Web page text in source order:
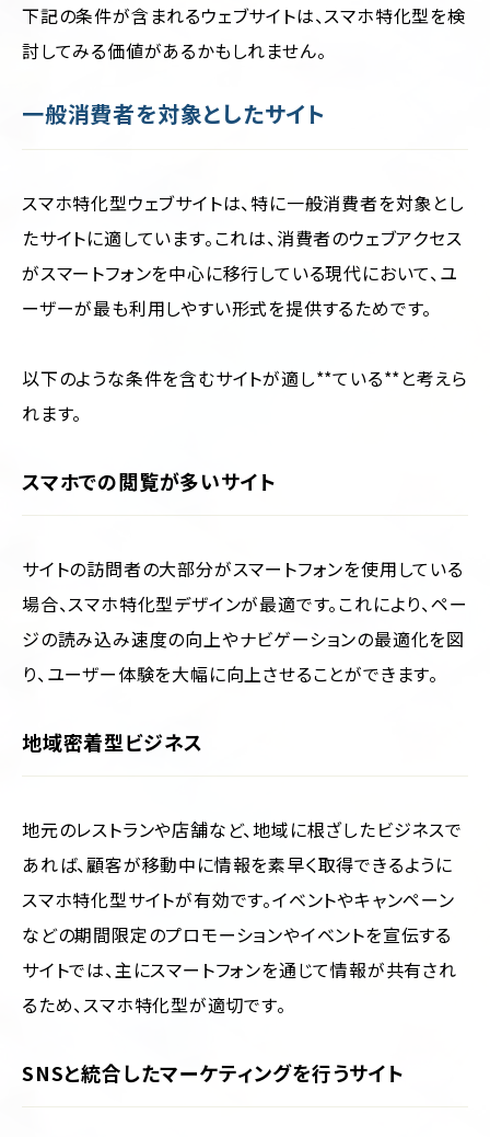
下記の条件が含まれるウェブサイトは、スマホ特化型を検
討してみる価値があるかもしれません。
一般消費者を対象としたサイト
スマホ特化型ウェブサイトは、特に一般消費者を対象とし
たサイトに適しています。これは、消費者のウェブアクセス
がスマートフォンを中心に移行している現代において、ユ
ーザーが最も利用しやすい形式を提供するためです。
以下のような条件を含むサイトが適し**ている**と考えら
れます。
スマホでの閲覧が多いサイト
サイトの訪問者の大部分がスマートフォンを使用している
場合、スマホ特化型デザインが最適です。これにより、ペー
ジの読み込み速度の向上やナビゲーションの最適化を図
り、ユーザー体験を大幅に向上させることができます。
地域密着型ビジネス
地元のレストランや店舗など、地域に根ざしたビジネスで
あれば、顧客が移動中に情報を素早く取得できるように
スマホ特化型サイトが有効です。イベントやキャンペーン
などの期間限定のプロモーションやイベントを宣伝する
サイトでは、主にスマートフォンを通じて情報が共有され
るため、スマホ特化型が適切です。
SNSと統合したマーケティングを行うサイト